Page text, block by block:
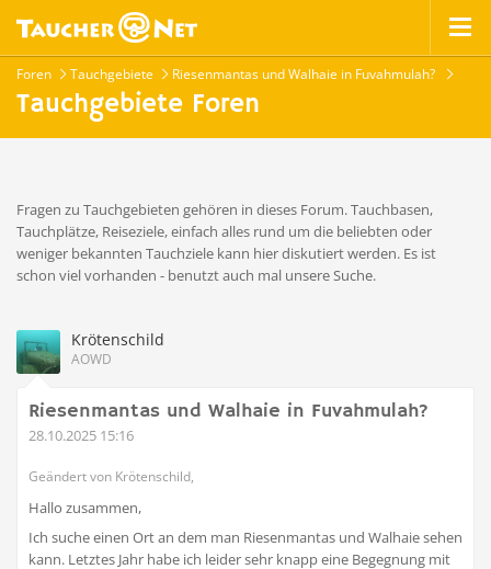
Foren Tauchgebiete Riesenmantas und Walhaie in Fuvahmulah?
Tauchgebiete Foren
Fragen zu Tauchgebieten gehören in dieses Forum. Tauchbasen,
Tauchplätze, Reiseziele, einfach alles rund um die beliebten oder
weniger bekannten Tauchziele kann hier diskutiert werden. Es ist
schon viel vorhanden - benutzt auch mal unsere Suche.
Krötenschild
AOWD
Riesenmantas und Walhaie in Fuvahmulah?
28.10.2025 15:16
Geändert von Krötenschild,
Hallo zusammen,
Ich suche einen Ort an dem man Riesenmantas und Walhaie sehen
kann. Letztes Jahr habe ich leider sehr knapp eine Begegnung mit